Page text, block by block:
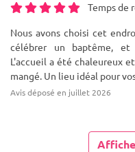
Temps de
Nous avons choisi cet
célébrer un baptême, et
L'accueil a été chaleureux
mangé. Un lieu idéal pour
Avis déposé en juillet 2026